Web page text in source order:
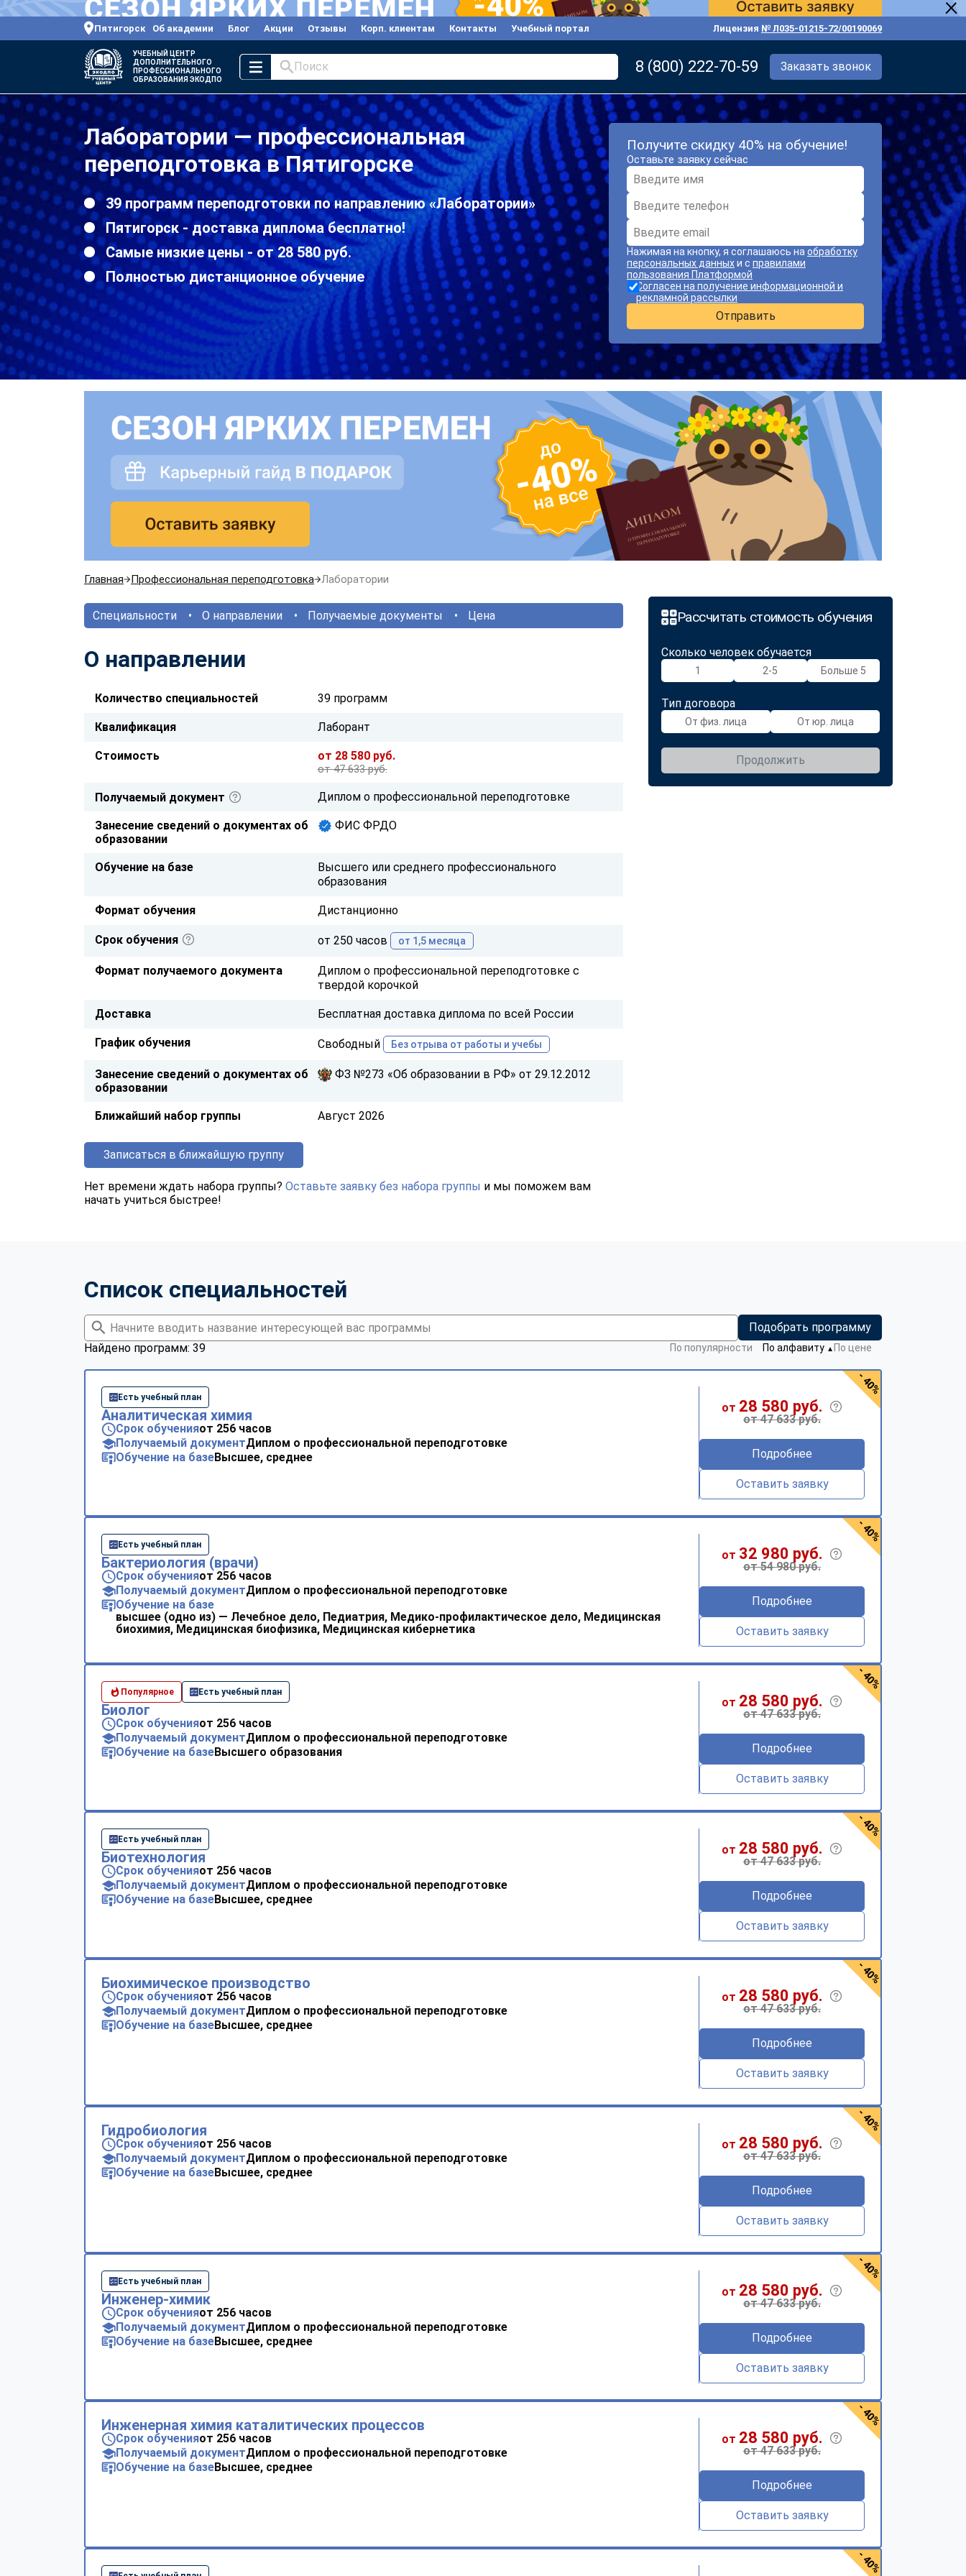
Пятигорск Об академии Блог Акции Отзывы Корп. клиентам Контакты Учебный портал Лицензия № Л035-01215-72/00190069
УЧЕБНЫЙ ЦЕНТР
ДОПОЛНИТЕЛЬНОГО
ПРОФЕССИОНАЛЬНОГО
ОБРАЗОВАНИЯ ЭКОДПО
Поиск 8 (800) 222-70-59 Заказать звонок
Лаборатории — профессиональная
переподготовка в Пятигорске
39 программ переподготовки по направлению «Лаборатории»
Пятигорск - доставка диплома бесплатно!
Самые низкие цены - от 28 580 руб.
Полностью дистанционное обучение
Получите скидку 40% на обучение!
Оставьте заявку сейчас
Нажимая на кнопку, я соглашаюсь на обработку
персональных данныхи с правилами
пользования Платформой
Согласен на получение информационной и
рекламной рассылки
Отправить
Главная Профессиональная переподготовка Лаборатории
Рассчитать стоимость обучения
Сколько человек обучается
1 2-5 Больше 5
Тип договора
От физ. лица От юр. лица
Продолжить
Специальности О направлении Получаемые документы Цена
О направлении
Количество специальностей 39 программ
Квалификация Лаборант
Стоимость от 28 580 руб.
от 47 633 руб.
Получаемый документ Диплом о профессиональной переподготовке
Занесение сведений о документах об
образовании
ФИС ФРДО
Обучение на базе
Высшего или среднего профессионального
образования
Формат обучения Дистанционно
Срок обучения от 250 часов от 1,5 месяца
Формат получаемого документа
Диплом о профессиональной переподготовке с
твердой корочкой
Доставка Бесплатная доставка диплома по всей России
График обучения Свободный Без отрыва от работы и учебы
Занесение сведений о документах об
образовании
ФЗ №273 «Об образовании в РФ» от 29.12.2012
Ближайший набор группы Август 2026
Записаться в ближайшую группу
Нет времени ждать набора группы? Оставьте заявку без набора группы и мы поможем вам
начать учиться быстрее!
Список специальностей
Подобрать программу
Найдено программ: 39
По популярности По алфавиту ▼ По цене
Есть учебный план
Аналитическая химия
Срок обученияот 256 часов
Получаемый документДиплом о профессиональной переподготовке
Обучение на базеВысшее, среднее
от 28 580 руб.
от 47 633 руб.
Подробнее
Оставить заявку
- 40%
Есть учебный план
Бактериология (врачи)
Срок обученияот 256 часов
Получаемый документДиплом о профессиональной переподготовке
Обучение на базе
высшее (одно из) — Лечебное дело, Педиатрия, Медико-профилактическое дело, Медицинская
биохимия, Медицинская биофизика, Медицинская кибернетика
от 32 980 руб.
от 54 980 руб.
Подробнее
Оставить заявку
- 40%
Популярное Есть учебный план
Биолог
Срок обученияот 256 часов
Получаемый документДиплом о профессиональной переподготовке
Обучение на базеВысшего образования
от 28 580 руб.
от 47 633 руб.
Подробнее
Оставить заявку
- 40%
Есть учебный план
Биотехнология
Срок обученияот 256 часов
Получаемый документДиплом о профессиональной переподготовке
Обучение на базеВысшее, среднее
от 28 580 руб.
от 47 633 руб.
Подробнее
Оставить заявку
- 40%
Биохимическое производство
Срок обученияот 256 часов
Получаемый документДиплом о профессиональной переподготовке
Обучение на базеВысшее, среднее
от 28 580 руб.
от 47 633 руб.
Подробнее
Оставить заявку
- 40%
Гидробиология
Срок обученияот 256 часов
Получаемый документДиплом о профессиональной переподготовке
Обучение на базеВысшее, среднее
от 28 580 руб.
от 47 633 руб.
Подробнее
Оставить заявку
- 40%
Есть учебный план
Инженер-химик
Срок обученияот 256 часов
Получаемый документДиплом о профессиональной переподготовке
Обучение на базеВысшее, среднее
от 28 580 руб.
от 47 633 руб.
Подробнее
Оставить заявку
- 40%
Инженерная химия каталитических процессов
Срок обученияот 256 часов
Получаемый документДиплом о профессиональной переподготовке
Обучение на базеВысшее, среднее
от 28 580 руб.
от 47 633 руб.
Подробнее
Оставить заявку
- 40%
- 40%